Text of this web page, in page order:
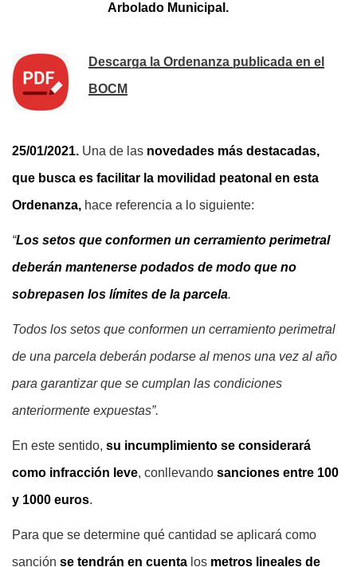
Arbolado Municipal.
Descarga la Ordenanza publicada en el
BOCM
25/01/2021. Una de las novedades más destacadas,
que busca es facilitar la movilidad peatonal en esta
Ordenanza, hace referencia a lo siguiente:
“Los setos que conformen un cerramiento perimetral
deberán mantenerse podados de modo que no
sobrepasen los límites de la parcela.
Todos los setos que conformen un cerramiento perimetral
de una parcela deberán podarse al menos una vez al año
para garantizar que se cumplan las condiciones
anteriormente expuestas”.
En este sentido, su incumplimiento se considerará
como infracción leve, conllevando sanciones entre 100
y 1000 euros.
Para que se determine qué cantidad se aplicará como
sanción se tendrán en cuenta los metros lineales de